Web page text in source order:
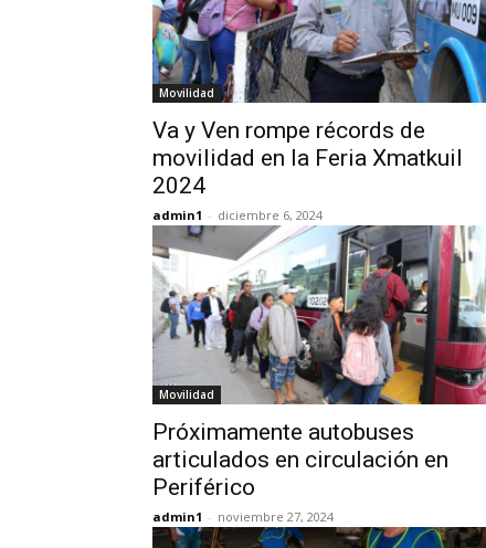
Movilidad
Va y Ven rompe récords de
movilidad en la Feria Xmatkuil
2024
admin1 - diciembre 6, 2024
Movilidad
Próximamente autobuses
articulados en circulación en
Periférico
admin1 - noviembre 27, 2024